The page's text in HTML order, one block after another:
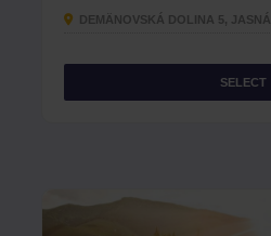
DEMÄNOVSKÁ DOLINA 5, JASNÁ
SELECT